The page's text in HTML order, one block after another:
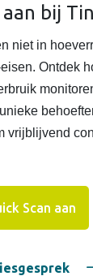
bij
niet in
Ontdek
vrijblijvend
Scan aan